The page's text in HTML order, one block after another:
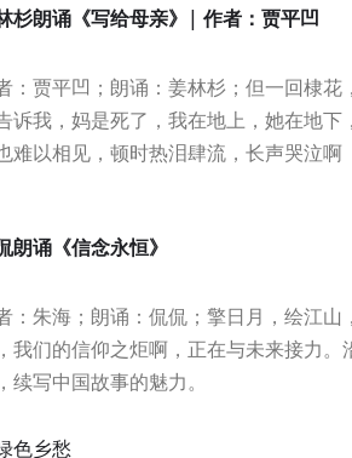
杉朗诵《写给母亲》| 作者：贾平凹
：贾平凹；朗诵：姜林杉；但一回棣花
诉我，妈是死了，我在地上，她在地下
难以相见，顿时热泪肆流，长声哭泣啊
朗诵《信念永恒》
：朱海；朗诵：侃侃；擎日月，绘江山
我们的信仰之炬啊，正在与未来接力。
续写中国故事的魅力。